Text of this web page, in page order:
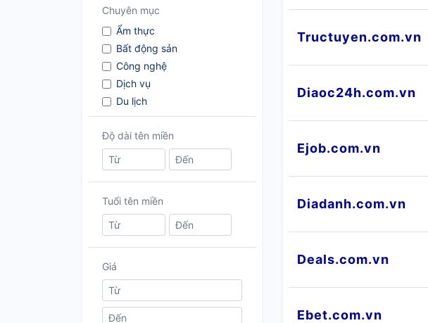
.me
.info
Chuyên mục
Ẩm thực
Bất động sản
Công nghệ
Dịch vụ
Du lịch
Giải trí
Giáo dục
Mua sắm
Mỹ phẩm - Làm đẹp
Ô tô - Xe máy
Sức khỏe
Thời trang
Tin tức
Tên thương hiệu
Độ dài tên miền
Tuổi tên miền
Giá
Tructuyen.com.vn
Diaoc24h.com.vn
Ejob.com.vn
Diadanh.com.vn
Deals.com.vn
Ebet.com.vn